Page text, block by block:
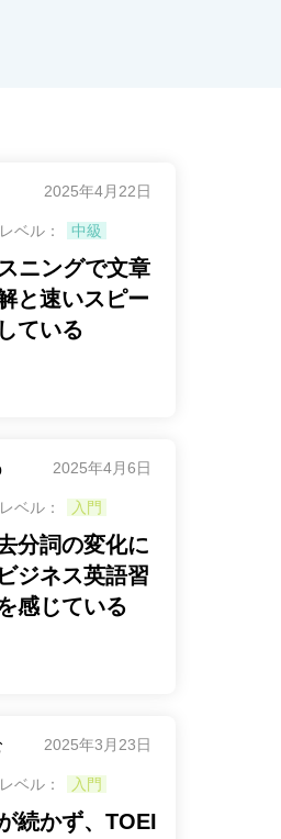
2025年4月22日
ベル： 中級
ニングで文章
と速いスピー
ている
2025年4月6日
ベル： 入門
分詞の変化に
ジネス英語習
感じている
2025年3月23日
ベル： 入門
続かず、TOEI